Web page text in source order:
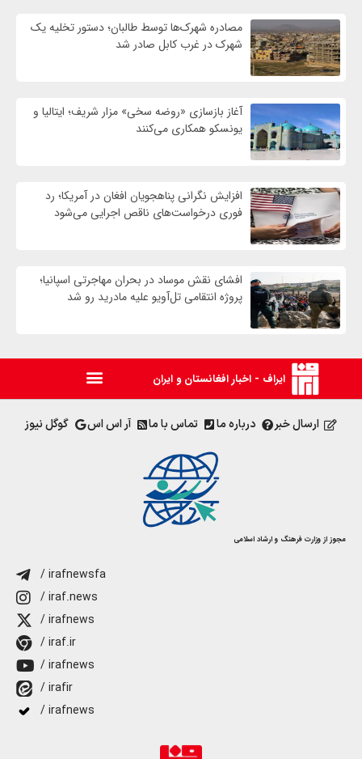
مصادره شهرک‌ها توسط طالبان؛ دستور تخلیه یک
شهرک در غرب کابل صادر شد
آغاز بازسازی «روضه سخی» مزار شریف؛ ایتالیا و
یونسکو همکاری می‌کنند
افزایش نگرانی پناهجویان افغان در آمریکا؛ رد
فوری درخواست‌های ناقص اجرایی می‌شود
افشای نقش موساد در بحران مهاجرتی اسپانیا؛
پروژه انتقامی تل‌آویو علیه مادرید رو شد
ایراف - اخبار افغانستان و ایران
ارسال خبر درباره ما تماس با ما آر اس اس گوگل نیوز
مجوز از وزارت فرهنگ و ارشاد اسلامی
/ irafnewsfa
/ iraf.news
/ irafnews
/ iraf.ir
/ irafnews
/ irafir
/ irafnews